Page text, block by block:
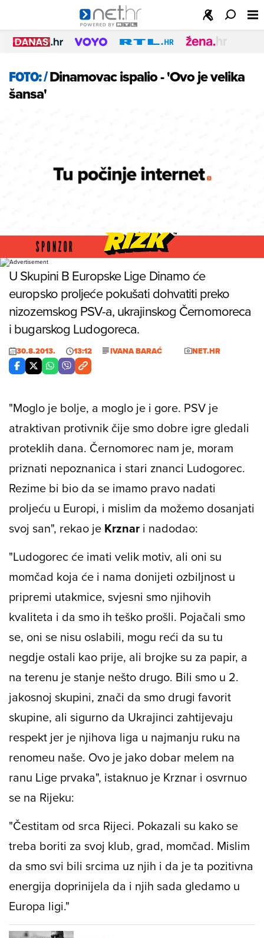
FOTO:/Dinamovac ispalio - 'Ovo je velika
šansa'
Foto: Net.hr
U Skupini B Europske Lige Dinamo će
europsko proljeće pokušati dohvatiti preko
nizozemskog PSV-a, ukrajinskog Černomoreca
i bugarskog Ludogoreca.
30.8.2013. 13:12 IVANA BARAĆ NET.HR
"Moglo je bolje, a moglo je i gore. PSV je
atraktivan protivnik čije smo dobre igre gledali
proteklih dana. Černomorec nam je, moram
priznati nepoznanica i stari znanci Ludogorec.
Rezime bi bio da se imamo pravo nadati
proljeću u Europi, i mislim da možemo dosanjati
svoj san", rekao je Krznar i nadodao:
"Ludogorec će imati velik motiv, ali oni su
momčad koja će i nama donijeti ozbiljnost u
pripremi utakmice, svjesni smo njihovih
kvaliteta i da smo ih teško prošli. Pojačali smo
se, oni se nisu oslabili, mogu reći da su tu
negdje ostali kao prije, ali brojke su za papir, a
na terenu je stanje nešto drugo. Bili smo u 2.
jakosnoj skupini, znači da smo drugi favorit
skupine, ali sigurno da Ukrajinci zahtijevaju
respekt jer je njihova liga u najmanju ruku na
renomeu naše. Ovo je jako dobar melem na
ranu Lige prvaka", istaknuo je Krznar i osvrnuo
se na Rijeku:
"Čestitam od srca Rijeci. Pokazali su kako se
treba boriti za svoj klub, grad, momčad. Mislim
da smo svi bili srcima uz njih i da je ta pozitivna
energija doprinijela da i njih sada gledamo u
Europa ligi."